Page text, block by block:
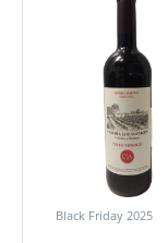
Black Friday 2025